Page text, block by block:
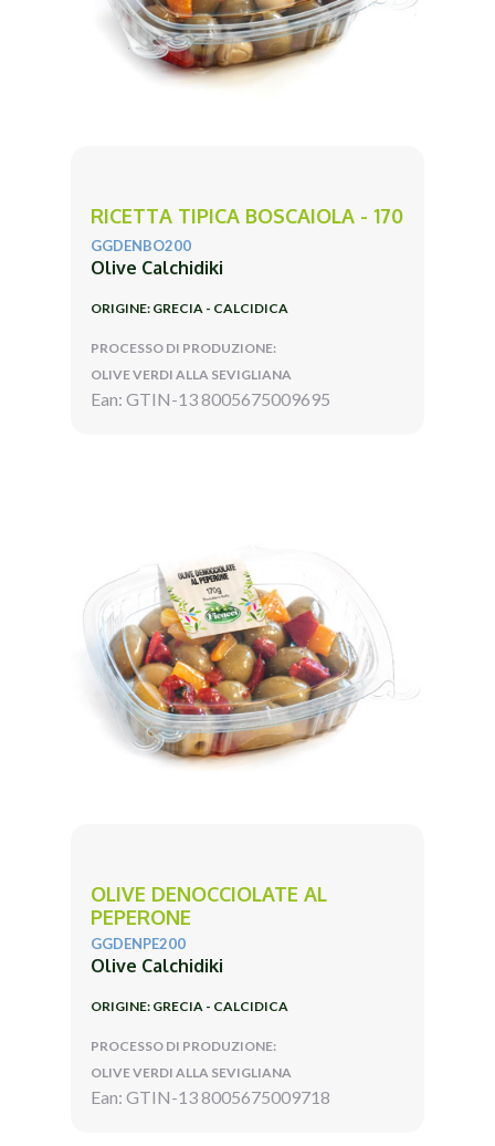
RICETTA TIPICA BOSCAIOLA - 170
GGDENBO200
Olive Calchidiki
ORIGINE: GRECIA - CALCIDICA
PROCESSO DI PRODUZIONE:
OLIVE VERDI ALLA SEVIGLIANA
Ean: GTIN-13 8005675009695
OLIVE DENOCCIOLATE AL
PEPERONE
GGDENPE200
Olive Calchidiki
ORIGINE: GRECIA - CALCIDICA
PROCESSO DI PRODUZIONE:
OLIVE VERDI ALLA SEVIGLIANA
Ean: GTIN-13 8005675009718